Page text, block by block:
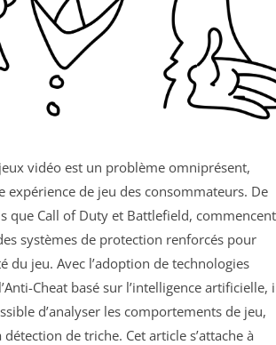
vidéo est un problème omniprésent,
expérience de jeu des consommateurs. De
que Call of Duty et Battlefield,
systèmes de protection renforcés pour
du jeu. Avec l’adoption de technologies
Cheat basé sur l’intelligence artificielle,
d’analyser les comportements de jeu,
de triche. Cet article s’attache à